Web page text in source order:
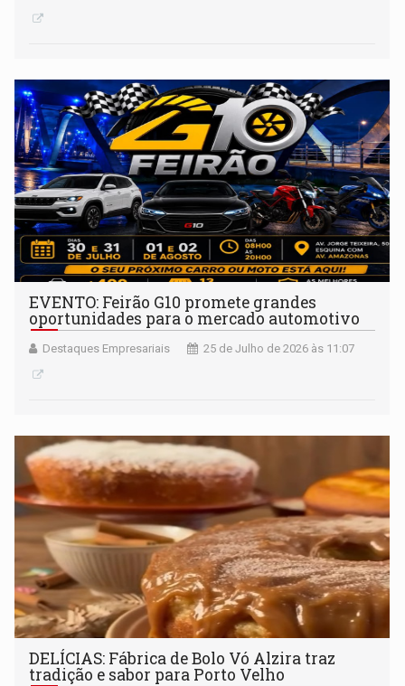
EVENTO: Feirão G10 promete grandes
oportunidades para o mercado automotivo
Destaques Empresariais 25 de Julho de 2026 às 11:07
DELÍCIAS: Fábrica de Bolo Vó Alzira traz
tradição e sabor para Porto Velho